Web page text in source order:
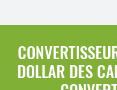
DOLLAR DES